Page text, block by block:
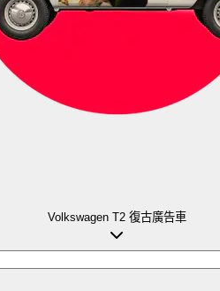
Volkswagen T2 復古廣告車